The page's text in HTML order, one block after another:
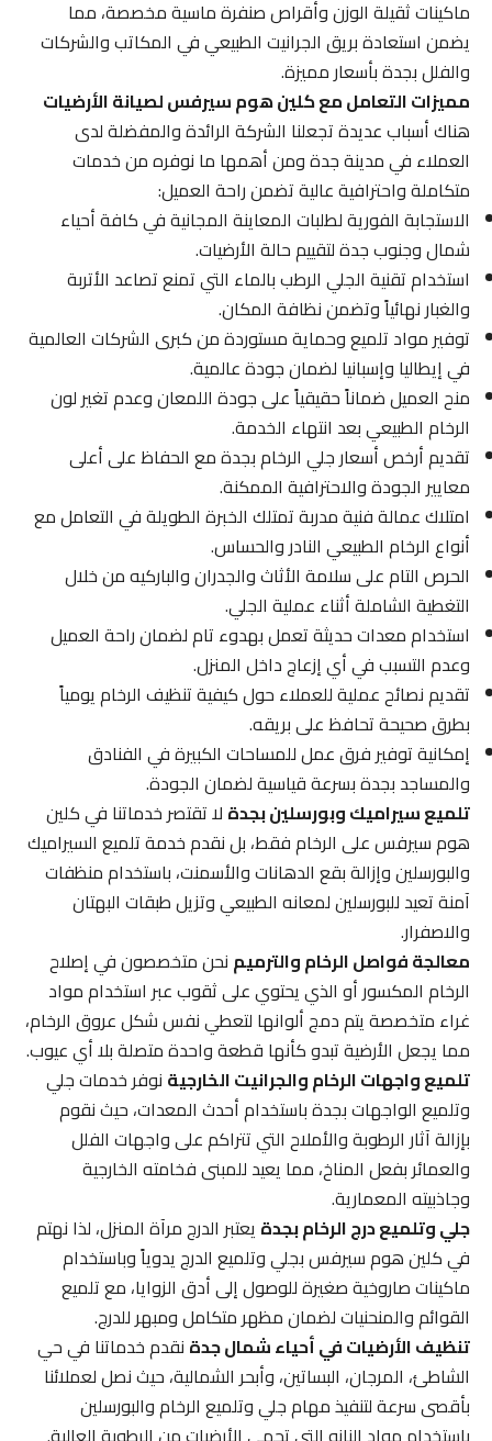
ماكينات ثقيلة الوزن وأقراص صنفرة ماسية مخصصة، مما
يضمن استعادة بريق الجرانيت الطبيعي في المكاتب والشركات
والفلل بجدة بأسعار مميزة.
مميزات التعامل مع كلين هوم سيرفس لصيانة الأرضيات
هناك أسباب عديدة تجعلنا الشركة الرائدة والمفضلة لدى
العملاء في مدينة جدة ومن أهمها ما نوفره من خدمات
متكاملة واحترافية عالية تضمن راحة العميل:
الاستجابة الفورية لطلبات المعاينة المجانية في كافة أحياء
شمال وجنوب جدة لتقييم حالة الأرضيات.
استخدام تقنية الجلي الرطب بالماء التي تمنع تصاعد الأتربة
والغبار نهائياً وتضمن نظافة المكان.
توفير مواد تلميع وحماية مستوردة من كبرى الشركات العالمية
في إيطاليا وإسبانيا لضمان جودة عالمية.
منح العميل ضماناً حقيقياً على جودة اللمعان وعدم تغير لون
الرخام الطبيعي بعد انتهاء الخدمة.
تقديم أرخص أسعار جلي الرخام بجدة مع الحفاظ على أعلى
معايير الجودة والاحترافية الممكنة.
امتلاك عمالة فنية مدربة تمتلك الخبرة الطويلة في التعامل مع
أنواع الرخام الطبيعي النادر والحساس.
الحرص التام على سلامة الأثاث والجدران والباركيه من خلال
التغطية الشاملة أثناء عملية الجلي.
استخدام معدات حديثة تعمل بهدوء تام لضمان راحة العميل
وعدم التسبب في أي إزعاج داخل المنزل.
تقديم نصائح عملية للعملاء حول كيفية تنظيف الرخام يومياً
بطرق صحيحة تحافظ على بريقه.
إمكانية توفير فرق عمل للمساحات الكبيرة في الفنادق
والمساجد بجدة بسرعة قياسية لضمان الجودة.
تلميع سيراميك وبورسلين بجدةلا تقتصر خدماتنا في كلين
هوم سيرفس على الرخام فقط، بل نقدم خدمة تلميع السيراميك
والبورسلين وإزالة بقع الدهانات والأسمنت، باستخدام منظفات
آمنة تعيد للبورسلين لمعانه الطبيعي وتزيل طبقات البهتان
والاصفرار.
معالجة فواصل الرخام والترميمنحن متخصصون في إصلاح
الرخام المكسور أو الذي يحتوي على ثقوب عبر استخدام مواد
غراء متخصصة يتم دمج ألوانها لتعطي نفس شكل عروق الرخام،
مما يجعل الأرضية تبدو كأنها قطعة واحدة متصلة بلا أي عيوب.
تلميع واجهات الرخام والجرانيت الخارجيةنوفر خدمات جلي
وتلميع الواجهات بجدة باستخدام أحدث المعدات، حيث نقوم
بإزالة آثار الرطوبة والأملاح التي تتراكم على واجهات الفلل
والعمائر بفعل المناخ، مما يعيد للمبنى فخامته الخارجية
وجاذبيته المعمارية.
جلي وتلميع درج الرخام بجدةيعتبر الدرج مرآة المنزل، لذا نهتم
في كلين هوم سيرفس بجلي وتلميع الدرج يدوياً وباستخدام
ماكينات صاروخية صغيرة للوصول إلى أدق الزوايا، مع تلميع
القوائم والمنحنيات لضمان مظهر متكامل ومبهر للدرج.
تنظيف الأرضيات في أحياء شمال جدةنقدم خدماتنا في حي
الشاطئ، المرجان، البساتين، وأبحر الشمالية، حيث نصل لعملائنا
بأقصى سرعة لتنفيذ مهام جلي وتلميع الرخام والبورسلين